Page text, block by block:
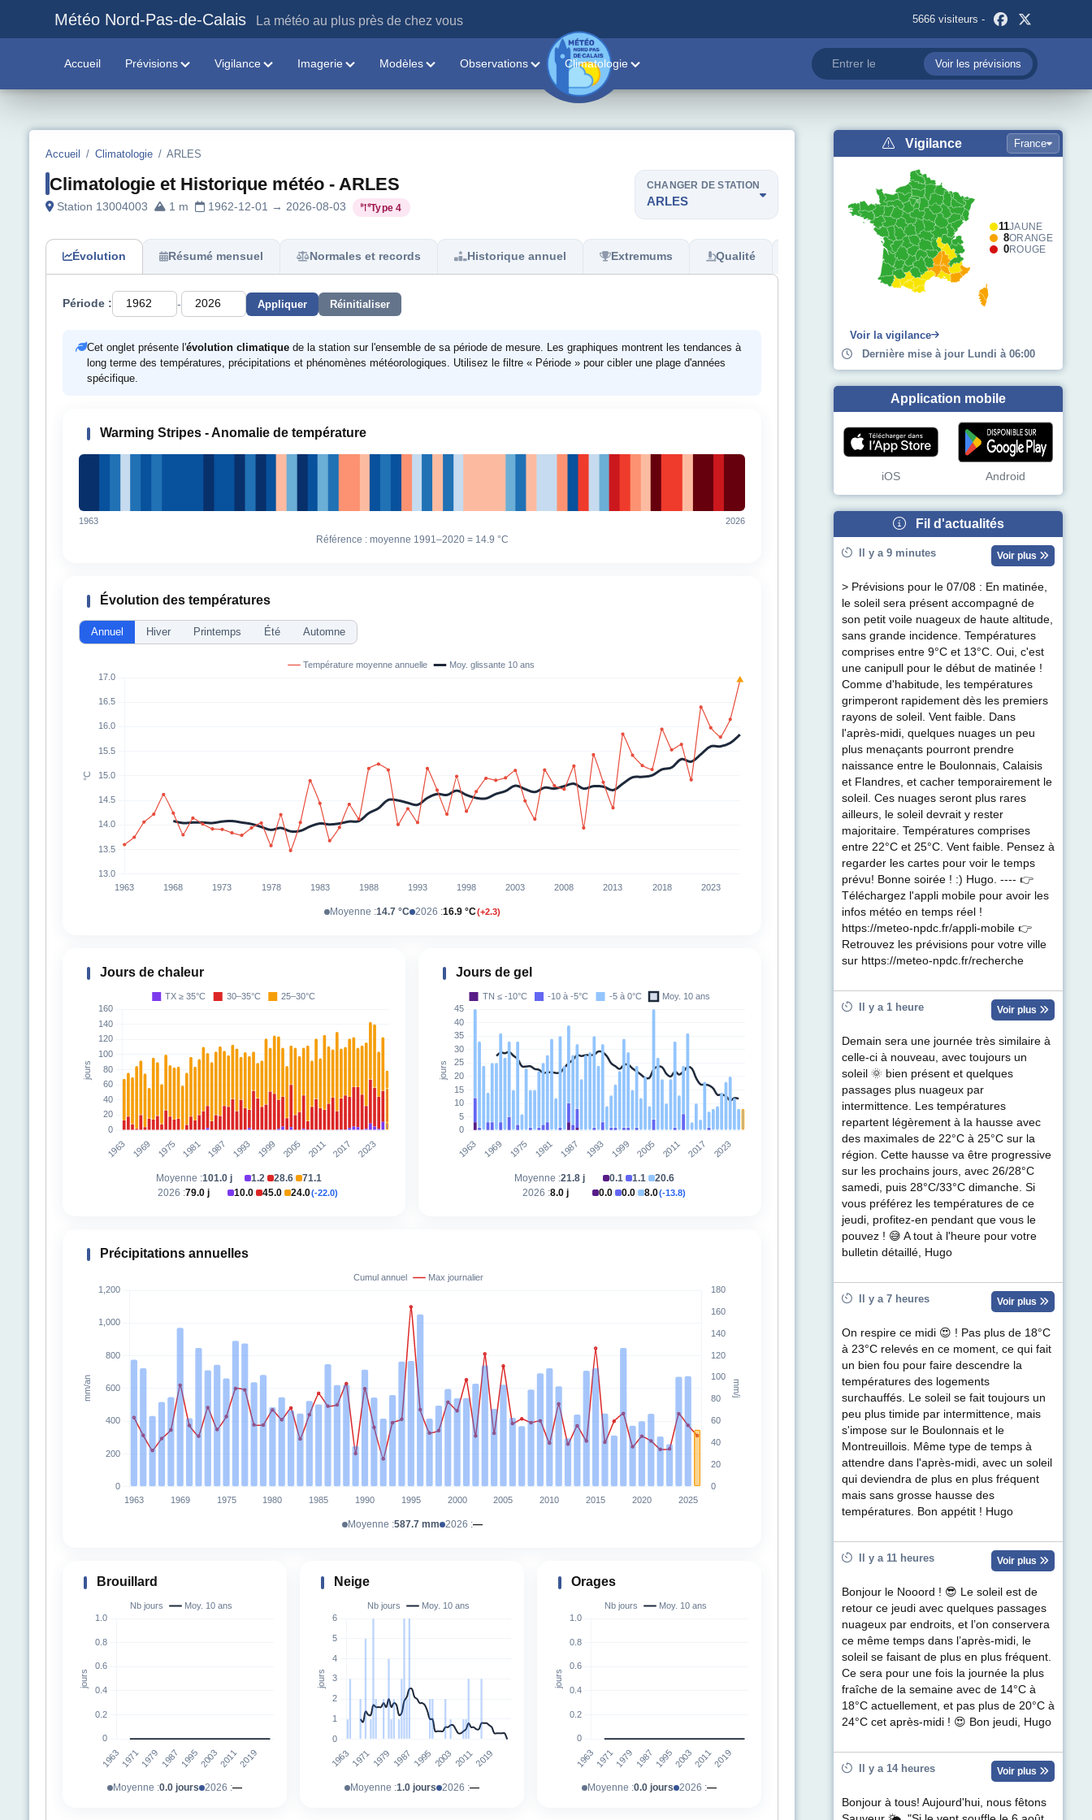
Météo Nord-Pas-de-Calais La météo au plus près de chez vous 5666 visiteurs -
Accueil Prévisions Vigilance Imagerie Modèles Observations Climatologie Voir les prévisions
Accueil / Climatologie / ARLES
Climatologie et Historique météo - ARLES
Station 13004003 1 m 1962-12-01 → 2026-08-03 Type 4
CHANGER DE STATION
ARLES
Évolution Résumé mensuel Normales et records Historique annuel Extremums Qualité
Période : - Appliquer Réinitialiser
Cet onglet présente l'évolution climatique de la station sur l'ensemble de sa période de mesure. Les graphiques montrent les tendances à
long terme des températures, précipitations et phénomènes météorologiques. Utilisez le filtre « Période » pour cibler une plage d'années
spécifique.
Warming Stripes - Anomalie de température
1963 2026
Référence : moyenne 1991–2020 = 14.9 °C
Évolution des températures
Annuel Hiver Printemps Été Automne
Moyenne :14.7 °C 2026 :16.9 °C(+2.3)
Jours de chaleur
Moyenne :101.0 j 1.2 28.6|
71.1
2026 :79.0 j 10.0 45.0 24.0(-22.0)
Jours de gel
Moyenne :21.8 j 0.1 1.1
20.6
2026 :8.0 j 0.0| 0.0| 8.0(-13.8)
Précipitations annuelles
Moyenne :587.7 mm 2026 :—
Brouillard
Moyenne :0.0 jours 2026 :—
Neige
Moyenne :1.0 jours 2026 :—
Orages
Moyenne :0.0 jours 2026 :—
Vigilance France
11JAUNE
8ORANGE
0ROUGE
Voir la vigilance
Dernière mise à jour Lundi à 06:00
Application mobile
iOS Android
Fil d'actualités
Il y a 9 minutes Voir plus
> Prévisions pour le 07/08 : En matinée,
le soleil sera présent accompagné de
son petit voile nuageux de haute altitude,
sans grande incidence. Températures
comprises entre 9°C et 13°C. Oui, c'est
une canipull pour le début de matinée !
Comme d'habitude, les températures
grimperont rapidement dès les premiers
rayons de soleil. Vent faible. Dans
l'après-midi, quelques nuages un peu
plus menaçants pourront prendre
naissance entre le Boulonnais, Calaisis
et Flandres, et cacher temporairement le
soleil. Ces nuages seront plus rares
ailleurs, le soleil devrait y rester
majoritaire. Températures comprises
entre 22°C et 25°C. Vent faible. Pensez à
regarder les cartes pour voir le temps
prévu! Bonne soirée ! :) Hugo. ---- 👉
Téléchargez l'appli mobile pour avoir les
infos météo en temps réel !
https://meteo-npdc.fr/appli-mobile 👉
Retrouvez les prévisions pour votre ville
sur https://meteo-npdc.fr/recherche
Il y a 1 heure Voir plus
Demain sera une journée très similaire à
celle-ci à nouveau, avec toujours un
soleil 🌞 bien présent et quelques
passages plus nuageux par
intermittence. Les températures
repartent légèrement à la hausse avec
des maximales de 22°C à 25°C sur la
région. Cette hausse va être progressive
sur les prochains jours, avec 26/28°C
samedi, puis 28°C/33°C dimanche. Si
vous préférez les températures de ce
jeudi, profitez-en pendant que vous le
pouvez ! 😅 A tout à l'heure pour votre
bulletin détaillé, Hugo
Il y a 7 heures Voir plus
On respire ce midi 😍 ! Pas plus de 18°C
à 23°C relevés en ce moment, ce qui fait
un bien fou pour faire descendre la
températures des logements
surchauffés. Le soleil se fait toujours un
peu plus timide par intermittence, mais
s'impose sur le Boulonnais et le
Montreuillois. Même type de temps à
attendre dans l'après-midi, avec un soleil
qui deviendra de plus en plus fréquent
mais sans grosse hausse des
températures. Bon appétit ! Hugo
Il y a 11 heures Voir plus
Bonjour le Nooord ! 😎 Le soleil est de
retour ce jeudi avec quelques passages
nuageux par endroits, et l’on conservera
ce même temps dans l’après-midi, le
soleil se faisant de plus en plus fréquent.
Ce sera pour une fois la journée la plus
fraîche de la semaine avec de 14°C à
18°C actuellement, et pas plus de 20°C à
24°C cet après-midi ! 😍 Bon jeudi, Hugo
Il y a 14 heures Voir plus
Bonjour à tous! Aujourd'hui, nous fêtons